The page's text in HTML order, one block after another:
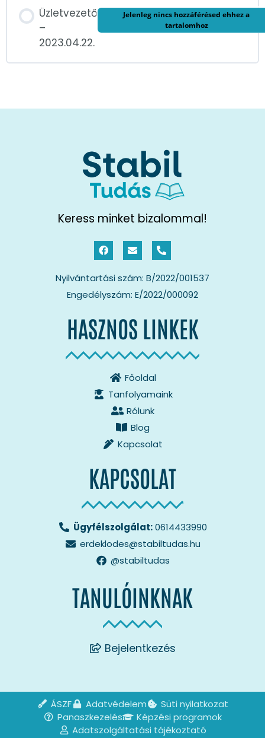
Üzletvezető
–
2023.04.22.
Jelenleg nincs hozzáférésed ehhez a
tartalomhoz
Keress minket bizalommal!
Nyilvántartási szám: B/2022/001537
Engedélyszám: E/2022/000092
HASZNOS LINKEK
Főoldal
Tanfolyamaink
Rólunk
Blog
Kapcsolat
KAPCSOLAT
Ügyfélszolgálat:0614433990
erdeklodes@stabiltudas.hu
@stabiltudas
TANULÓINKNAK
Bejelentkezés
ÁSZF Adatvédelem
Süti nyilatkozat
Panaszkezelés
Képzési programok
Adatszolgáltatási tájékoztató